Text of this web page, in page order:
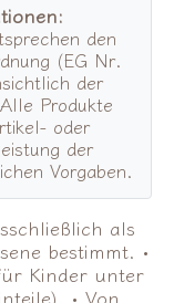
den
(EG Nr.
der
Produkte
oder
der
Vorgaben.
als
bestimmt. •
Kinder unter
• Von